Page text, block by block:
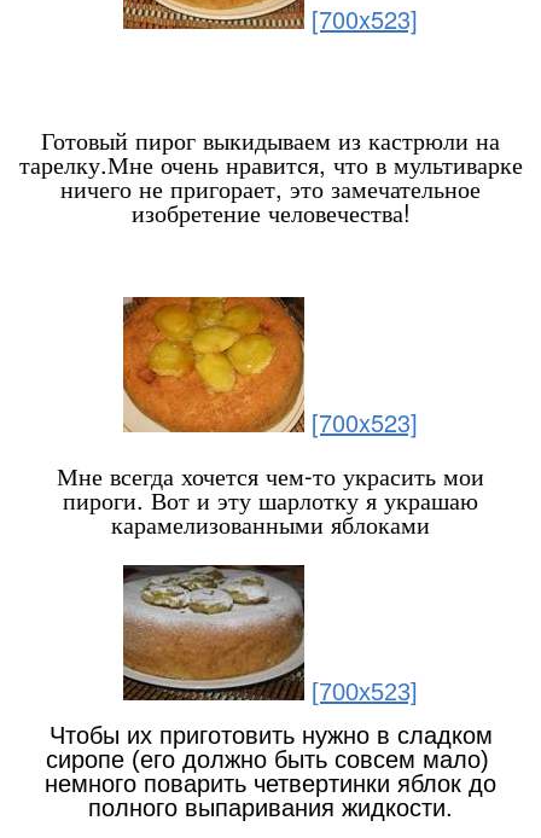
[700x523]
Готовый пирог выкидываем из кастрюли на
тарелку.Мне очень нравится, что в мультиварке
ничего не пригорает, это замечательное
изобретение человечества!
[700x523]
Мне всегда хочется чем-то украсить мои
пироги. Вот и эту шарлотку я украшаю
карамелизованными яблоками
[700x523]
Чтобы их приготовить нужно в сладком
сиропе (его должно быть совсем мало)
немного поварить четвертинки яблок до
полного выпаривания жидкости.